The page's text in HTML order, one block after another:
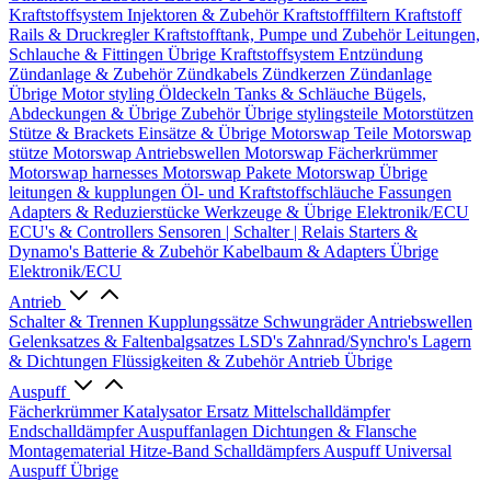
Kraftstoffsystem Injektoren & ZubehörKraftstofffiltern Kraftstoff
Rails & DruckreglerKraftstofftank, Pumpe und ZubehörLeitungen,
Schlauche & Fittingen Übrige Kraftstoffsystem Entzündung
Zündanlage & Zubehör Zündkabels Zündkerzen Zündanlage
Übrige Motor styling Öldeckeln Tanks & Schläuche Bügels,
Abdeckungen & Übrige ZubehörÜbrige stylingsteile Motorstützen
Stütze & Brackets Einsätze & Übrige Motorswap Teile Motorswap
stütze Motorswap Antriebswellen Motorswap Fächerkrümmer
Motorswap harnesses Motorswap Pakete Motorswap Übrige
leitungen & kupplungen Öl- und Kraftstoffschläuche Fassungen
Adapters & Reduzierstücke Werkzeuge & Übrige Elektronik/ECU
ECU's & Controllers Sensoren | Schalter | Relais Starters &
Dynamo's Batterie & ZubehörKabelbaum & Adapters Übrige
Elektronik/ECU
Antrieb
Schalter & Trennen Kupplungssätze SchwungräderAntriebswellen
Gelenksatzes & Faltenbalgsatzes LSD's Zahnrad/Synchro's Lagern
& Dichtungen Flüssigkeiten & ZubehörAntrieb Übrige
Auspuff
FächerkrümmerKatalysator Ersatz Mittelschalldämpfer
EndschalldämpferAuspuffanlagen Dichtungen & Flansche
Montagematerial Hitze-Band Schalldämpfers Auspuff Universal
Auspuff Übrige